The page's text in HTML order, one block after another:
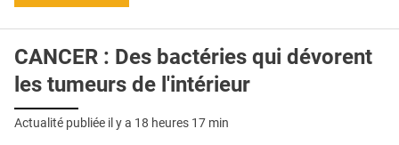
CRÉDITS
CANCER : Des bactéries qui dévorent
les tumeurs de l'intérieur
Actualité publiée il y a 18 heures 17 min